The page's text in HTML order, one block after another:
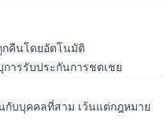
กคืนโดยอัตโนมัติ
ารรับประกันการชดเชย
กับบุคคลที่สาม เว้นแต่กฎหมาย